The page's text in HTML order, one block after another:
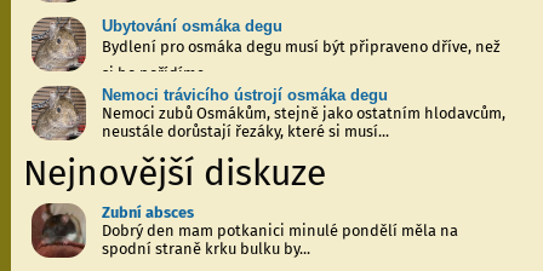
Ubytování osmáka degu
Bydlení pro osmáka degu musí být připraveno dříve, než
si ho pořídíme.
Nemoci trávicího ústrojí osmáka degu
Nemoci zubů Osmákům, stejně jako ostatním hlodavcům,
neustále dorůstají řezáky, které si musí...
Nejnovější diskuze
Zubní absces
Dobrý den mam potkanici minulé pondělí měla na
spodní straně krku bulku by...